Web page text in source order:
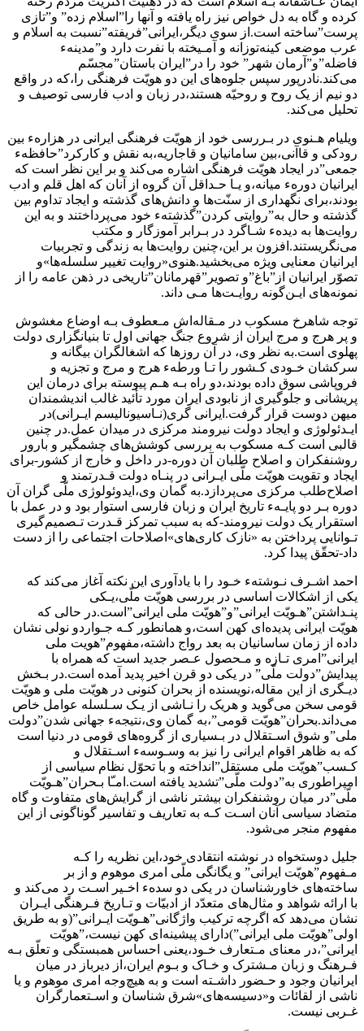
کرده و گاه به دل خواص نیز راه یافته و آنها را”اسلام زده‌” و”تازی
پرست‌”ساخته‌ است‌.از‌ سوی دیگر،ایرانی‌”فریفته‌”نسبت به اسلام و
عرب‌ موضعی‌ کینه‌توزانه و آمـیخته با نفرت دارد و”مدینهء
فاضله‌”و”آرمان شهر” خود را در”ایران باستان‌”مجسّم
می‌کند.نادرپور سپس جلوه‌های‌ این‌ دو‌ هویّت فرهنگی را،که در واقع
دو نیم از یک‌ روح و روحیّه هستند،در زبان و ادب‌ فارسی توصیف و
تحلیل می‌کند.
ویلیام هـنوی در بـررسی خود از هویّت فرهنگی‌ ایرانی‌ در‌ هزارهء بین
رودکی و قاآنی،بین سامانیان و قاجاریه،به نقش و کارکرد”حافظهء‌
جمعی‌‌”در ایجاد هویّت‌ فرهنگی اشاره می‌کند و بر این نظر است که
ایرانیان دورهء میانه،و یـا حـداقل‌ آن‌‌ گروه‌ از آنان که اهل قلم و ادب
بودند،برای نگهداری از سنّت‌ها و دانش‌های‌‌ گذشته‌ و ایجاد‌ تداوم بین
گذشته و حال به‌”روایتی کردن‌”گذشتهء خود می‌پرداختند و به این
روایت‌ها به‌ دیدهء‌ شـاگرد‌ در بـرابر آموزگار و مکتب‌
می‌نگریستند.افزون بر این،چنین روایت‌ها به زندگی و تجربیات
ایرانیان‌ معنایی‌‌ ویژه می‌بخشید.هنوی«روایت تغییر سلسله‌ها»و
تصوّر ایرانیان از”باغ‌”و تصویر”قهرمانان‌”تاریخی‌ در‌ ذهن‌ عامه را از
نمونه‌های ایـن‌گونه روایـت‌ها مـی‌ داند.
توجه شاهرخ مسکوب در مـقاله‌اش مـعطوف‌ بـه‌ اوضاع مغشوش
و پر هرج و مرج‌ ایران از شروع جنگ جهانی اول تا بنیانگزاری‌ دولت‌
پهلوی‌ است.به نظر وی، در آن روزها که اشغالگران بیگانه و
سرکشان خـودی کـشور را تـا‌ ورطهء‌ هرج و مرج‌ و تجزیه و
فروپاشی سوق داده بودند،دو راه بـه هـم پیوسته‌ برای‌ درمان‌ این‌
پریشانی و جلوگیری از نابودی ایران مورد تأئید غالب اندیشمندان
میهن دوست‌ قرار گرفت.ایرانی‌ گری‌(نـاسیونالیسم‌ ایـرانی)در
ایـدئولوژی و ایجاد دولت‌ نیرومند مرکزی در میدان عمل.در چنین‌
قالبی‌ است کـه مسکوب به بررسی‌ کوشش‌های چشمگیر و بارور
روشنفکران و اصلاح طلبان آن دوره-در داخل و خارج‌ از‌ کشور-برای
ایجاد و تقویت هویّت ملّی ایـرانی در پنـاه دولت قـدرتمند و
اصلاح‌طلب‌ مرکزی‌ می‌پردازد.به گمان وی،ایدوئولوژی ملّی گران‌ آن‌
دوره‌‌ بـر دو پایـهء تاریخ ایران و زبان فارسی‌ استوار‌ بود و در عمل با
استقرار یک‌ دولت نیرومند-که به سبب تمرکز قـدرت‌ تـصمیم‌گیری‌
تـوانایی پرداختن به‌ «نازک کاری‌های‌»اصلاحات‌ اجتماعی را‌ از‌ دست‌
داد-تحقّق پیدا کرد.
احمد اشـرف‌ نـوشتهء‌ خـود را با یادآوری این نکته آغاز می‌کند که
یکی از اشکالات‌ اساسی‌ در بررسی هویّت ملّی،یـکی
پنـداشتن‌‌”هـویّت ایرانی‌”و”هویّت‌ ملی‌ ایرانی‌‌”است.در حالی که
هویّت‌ ایرانی‌ پدیده‌ای کهن است،و همانطور کـه‌ جـواردو نولی نشان
داده از زمان ساسانیان به‌ بعد‌ رواج داشته،مفهوم‌”هویت ملی‌‌
ایرانی‌‌”امری‌ تـازه و مـحصول عـصر‌ جدید‌ است که همراه با‌
پیدایش‌‌”دولت ملّی‌” در یکی دو قرن اخیر پدید آمده است.در بـخش
دیـگری از‌ این‌ مقاله،نویسنده از بحران کنونی در‌ هویّت‌ ملی و هویّت‌
قومی‌ سخن‌ می‌گوید و هریک را نـاشی‌‌ از یـک سـلسله عوامل خاص
می‌داند.بحران‌”هویّت قومی‌”،به گمان وی،نتیجهء جهانی شدن‌‌”دولت‌
ملی‌”و شوق اسـتقلال در بـسیاری از‌ گروه‌های‌ قومی‌ در‌ دنیا‌ است
که به‌ ظاهر‌ اقوام ایرانی را نیز به وسـوسهء اسـتقلال و
کـسب‌”هویّت ملی‌ مستقل‌”انداخته و با تحوّل نظام سیاسی‌ از‌
امپراطوری‌ به‌”دولت ملّی‌”تشدید یافته است.امـّا‌ بـحران‌‌”هـویّت‌
ملّی‌‌”در‌ میان‌ روشنفکران بیشتر ناشی از گرایش‌های متفاوت و گاه
متضاد سیاسی آنان اسـت کـه به تعاریف و تفاسیر گوناگونی از این
مفهوم منجر می‌شود.
جلیل دوستخواه در نوشته انتقادی خود‌،این نظریه را کـه
مـفهوم‌”هویّت ایرانی‌” و یگانگی ملّی امری موهوم و از بر
ساخته‌های خاورشناسان در یکی دو سدهء اخـیر اسـت رد می‌کند و
با ارائه شواهد و مثال‌های متعدّد از ادبیّات‌ و تـاریخ‌‌ فـرهنگی ایـران
نشان می‌دهد که اگرچه ترکیب واژگانی‌”هـویّت ایـرانی‌”(و به‌ طریق
اولی‌”هویّت ملی ایرانی‌”)دارای پیشینه‌ای کهن نیست،”هویّت
ایرانی‌”،در معنای مـتعارف خـود،یعنی احساس همبستگی‌ و تعلّق‌ بـه
فـرهنگ و زبان مـشترک‌ و خـاک و بـوم ایران،از دیرباز در میان
ایرانیان وجود و حـضور داشـته است و به‌ هیچ‌وجه امری موهوم و یا
ناشی از‌ لقائات‌ و«دسیسه‌های»شرق شناسان و اسـتعمارگران
غـربی‌ نیست‌.